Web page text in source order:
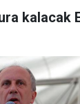
kalacak